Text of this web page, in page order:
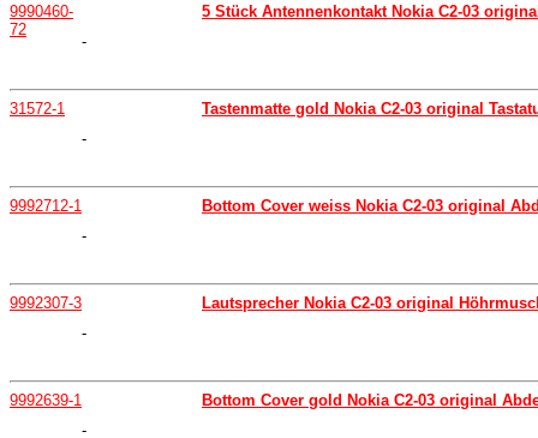
9990460-
72
-
5 Stück Antennenkontakt Nokia C2-03
31572-1
-
Tastenmatte gold Nokia C2-03 original
9992712-1
-
Bottom Cover weiss Nokia C2-03 original
9992307-3
-
Lautsprecher Nokia C2-03 original
9992639-1
-
Bottom Cover gold Nokia C2-03 original